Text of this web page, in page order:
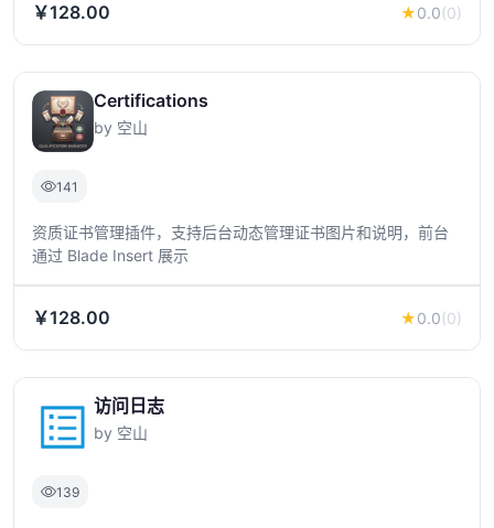
￥128.00 ★0.0(0)
Certifications
by 空山
141
资质证书管理插件，支持后台动态管理证书图片和说明，前台
通过 Blade Insert 展示
￥128.00 ★0.0(0)
访问日志
by 空山
139